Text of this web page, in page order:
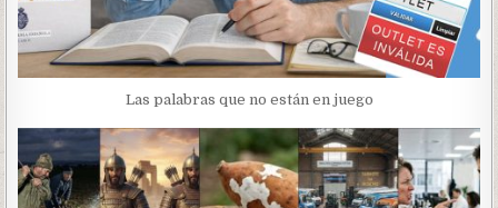
Las palabras que no están en juego